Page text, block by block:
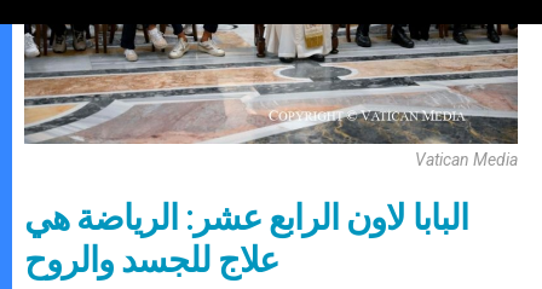
Vatican Media
البابا لاون الرابع عشر: الرياضة هي
علاج للجسد والروح